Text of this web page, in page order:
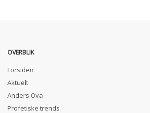
OVERBLIK
Forsiden
Aktuelt
Anders Ova
Profetiske trends